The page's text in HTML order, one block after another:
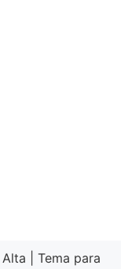
Tema para